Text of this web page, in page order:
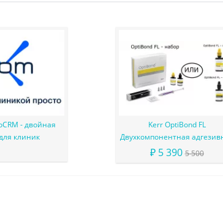
- двойная
клиник
Kerr OptiBond FL
Двухкомпонентная
система
₽ 5 3905 500